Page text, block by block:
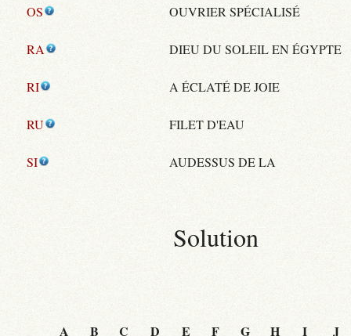
OS OUVRIER SPÉCIALISÉ
RA DIEU DU SOLEIL EN ÉGYPTE
RI A ÉCLATÉ DE JOIE
RU FILET D'EAU
SI AUDESSUS DE LA
Solution
A B C D E F G H I J